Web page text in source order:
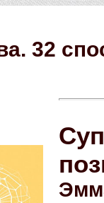
32